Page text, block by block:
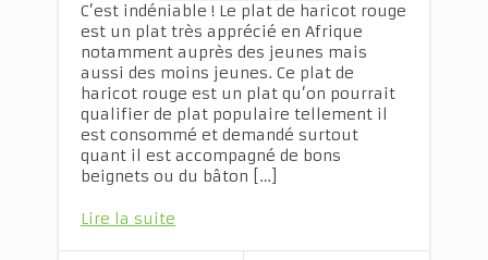
C’est indéniable ! Le plat de haricot rouge
est un plat très apprécié en Afrique
notamment auprès des jeunes mais
aussi des moins jeunes. Ce plat de
haricot rouge est un plat qu’on pourrait
qualifier de plat populaire tellement il
est consommé et demandé surtout
quant il est accompagné de bons
beignets ou du bâton […]
Lire la suite